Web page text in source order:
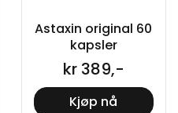
Astaxin original 60
kapsler
kr 389,-
Kjøp nå